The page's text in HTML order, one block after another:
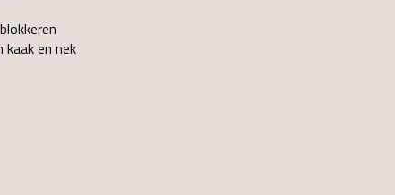
kaak en nek